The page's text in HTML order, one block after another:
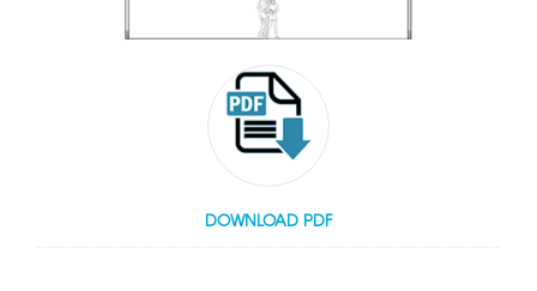
DOWNLOAD PDF